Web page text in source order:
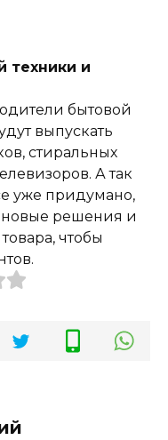
техники и
бытовой
выпускать
стиральных
А так
уже придумано,
новые решения и
чтобы